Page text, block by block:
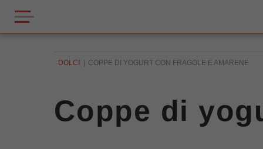
DOLCI COPPE DI YOGURT CON FRAGOLE E AMARENE
Coppe di